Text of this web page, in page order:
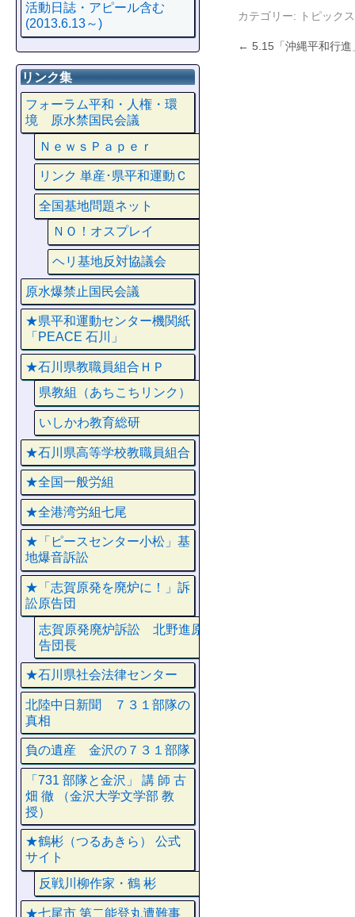
カテゴリー: トピックス
← 5.15「沖縄平和行
活動日誌・アピール含む
(2013.6.13～)
リンク集
フォーラム平和・人権・環
境 原水禁国民会議
ＮｅｗｓＰａｐｅｒ
リンク 単産･県平和運動Ｃ
全国基地問題ネット
ＮＯ！オスプレイ
ヘリ基地反対協議会
原水爆禁止国民会議
★県平和運動センター機関紙
「PEACE 石川」
★石川県教職員組合ＨＰ
県教組（あちこちリンク）
いしかわ教育総研
★石川県高等学校教職員組合
★全国一般労組
★全港湾労組七尾
★「ピースセンター小松」基
地爆音訴訟
★「志賀原発を廃炉に！」訴
訟原告団
志賀原発廃炉訴訟 北野進原
告団長
★石川県社会法律センター
北陸中日新聞 ７３１部隊の
真相
負の遺産 金沢の７３１部隊
「731 部隊と金沢」 講 師 古
畑 徹 （金沢大学文学部 教
授）
★鶴彬（つるあきら） 公式
サイト
反戦川柳作家・鶴 彬
★七尾市 第二能登丸遭難事